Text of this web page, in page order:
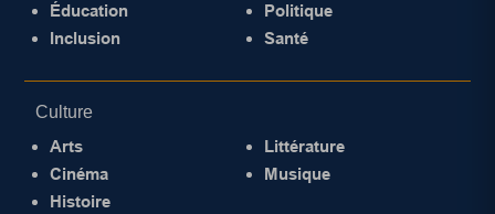
Éducation
Inclusion
Politique
Santé
Culture
Arts
Cinéma
Histoire
Littérature
Musique